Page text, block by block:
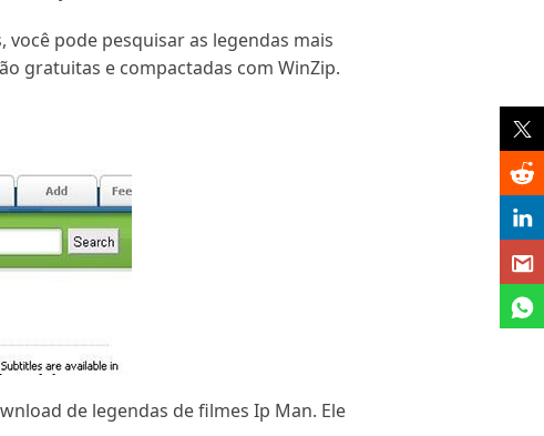
pode pesquisar as legendas mais
gratuitas e compactadas com WinZip.
de legendas de filmes Ip Man. Ele